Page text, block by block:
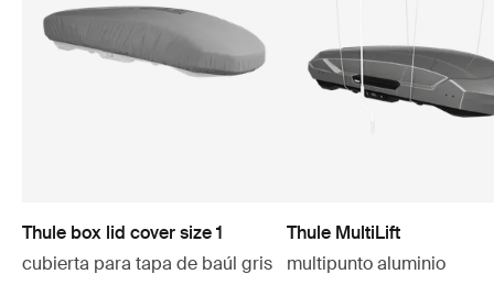
Thule box lid cover size 1
cubierta para tapa de baúl gris
Thule MultiLift
multipunto aluminio